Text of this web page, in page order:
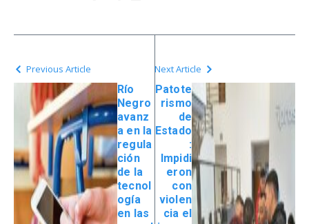
Previous Article
Río
Negro
avanz
a en la
regula
ción
de la
tecnol
ogía
en las
Next Article
Patote
rismo
de
Estado
:
Impidi
eron
con
violen
cia el